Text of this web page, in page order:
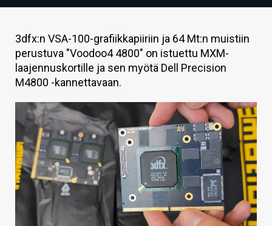
TECHBBS
TIETOA
HINTA.FI
KAUPPA
VAIHDA TEEMA
HAKU
3dfx:n VSA-100-grafiikkapiiriin ja 64 Mt:n muistiin
perustuva "Voodoo4 4800" on istuettu MXM-
laajennuskortille ja sen myötä Dell Precision
M4800 -kannettavaan.